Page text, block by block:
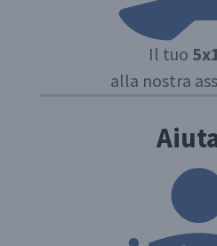
Il tuo
alla nostra